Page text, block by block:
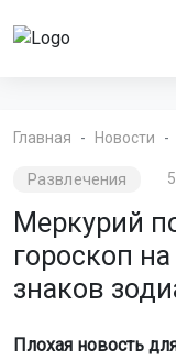
Главная Новости
Развлечения
Меркурий
гороскоп
знаков
Плохая новость